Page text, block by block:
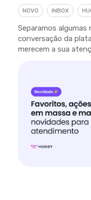
NOVO INBOX
Separamos
conversação da
merecem a sua